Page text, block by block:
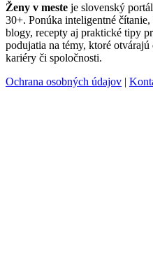
Ženy v meste je slovenský
30+. Ponúka inteligentné
blogy, recepty aj praktické tipy
podujatia na témy, ktoré
kariéry či spoločnosti.
Ochrana osobných údajov |